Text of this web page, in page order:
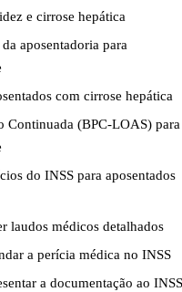
e cirrose hepática
aposentadoria para
com cirrose hepática
Continuada (BPC-LOAS) para
do INSS para aposentados
laudos médicos detalhados
a perícia médica no INSS
a documentação ao